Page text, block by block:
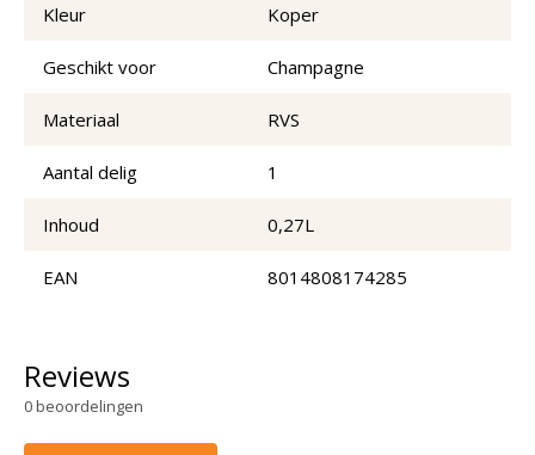
Kleur Koper
Geschikt voor Champagne
Materiaal RVS
Aantal delig 1
Inhoud 0,27L
EAN 8014808174285
Reviews
0beoordelingen